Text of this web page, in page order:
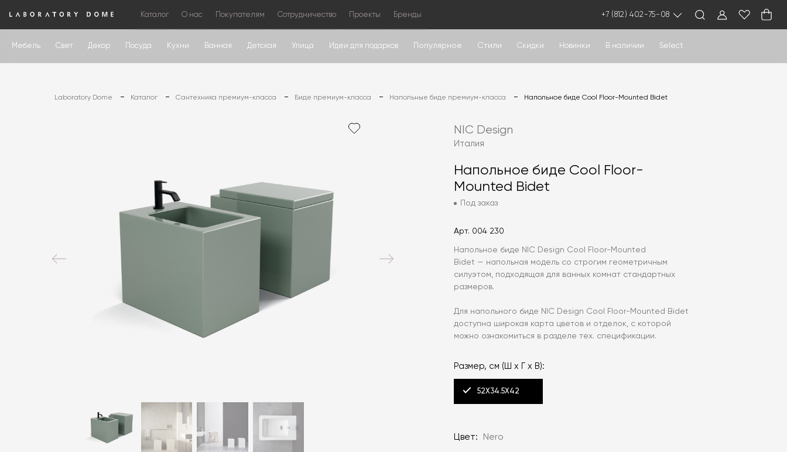
Каталог О нас Покупателям Сотрудничество Проекты Бренды +7 (812) 402-75-08
Мебель Свет Декор Посуда Кухни Ванная Детская Улица Идеи для подарков Популярное Стили Скидки Новинки В наличии Select
Laboratory Dome Каталог Сантехника премиум-класса Биде премиум-класса Напольные биде премиум-класса Напольное биде Cool Floor-Mounted Bidet
NIC Design
Италия
Напольное биде Cool Floor-
Mounted Bidet
Под заказ
Арт. 004 230
Напольное биде NIC Design Cool Floor-Mounted
Bidet — напольная модель со строгим геометричным
силуэтом, подходящая для ванных комнат стандартных
размеров.
Для напольного биде NIC Design Cool Floor-Mounted Bidet
доступна широкая карта цветов и отделок, с которой
можно ознакомиться в разделе тех. спецификации.
Размер, см (Ш х Г х В):
52X34.5X42
Цвет: Nero